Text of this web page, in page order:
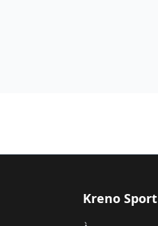
Kreno Sport